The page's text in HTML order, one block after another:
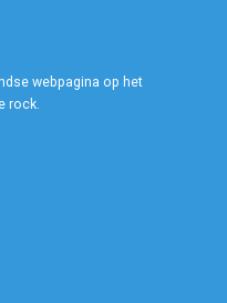
webpagina op het
rock.